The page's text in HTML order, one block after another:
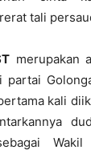
tali
merupakan
kali